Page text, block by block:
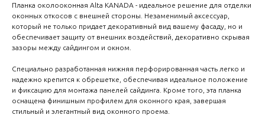
Zero
Планка околооконная Alta KANADA - идеальное решение для отделки
оконных откосов с внешней стороны. Незаменимый аксессуар,
который не только придает декоративный вид вашему фасаду, но и
обеспечивает защиту от внешних воздействий, декоративно скрывая
зазоры между сайдингом и окном.
Специально разработанная нижняя перфорированная часть легко и
надежно крепится к обрешетке, обеспечивая идеальное положение
и фиксацию для монтажа панелей сайдинга. Кроме того, эта планка
оснащена финишным профилем для оконного края, завершая
стильный и элегантный вид оконного проема.